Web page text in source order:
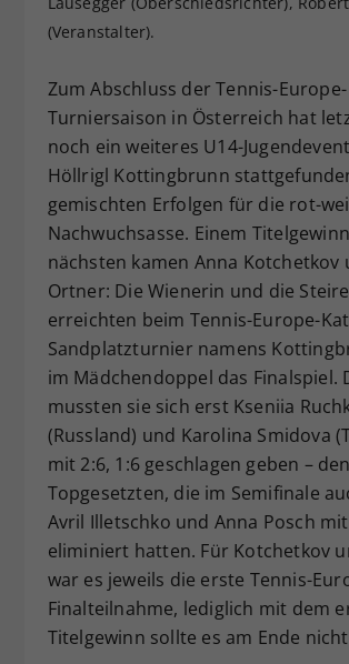
(Veranstalter).
Zum Abschluss der Tennis-Europe-
Turniersaison in Österreich hat
noch ein weiteres U14-
Höllrigl Kottingbrunn
gemischten Erfolgen für die rot-
Nachwuchsasse. Einem
nächsten kamen Anna Kotchetkov
Ortner: Die Wienerin und die
erreichten beim Tennis-Europe-
Sandplatzturnier namens
im Mädchendoppel das Finalspiel.
mussten sie sich erst Kseniia
(Russland) und Karolina Smidova
mit 2:6, 1:6 geschlagen geben – den
Topgesetzten, die im Semifinale
Avril Illetschko und Anna Posch
eliminiert hatten. Für Kotchetkov
war es jeweils die erste Tennis-
Finalteilnahme, lediglich mit dem
Titelgewinn sollte es am Ende
Zweck
historische Speicherung
vorgenommen
Webseiten-Betreiber dies
hat.